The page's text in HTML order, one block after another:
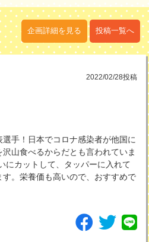
企画詳細を見る 投稿一覧へ
2022/02/28投稿
手！日本でコロナ感染者が他国に
山食べるからだとも言われていま
にカットして、タッパーに入れて
。栄養価も高いので、おすすめで